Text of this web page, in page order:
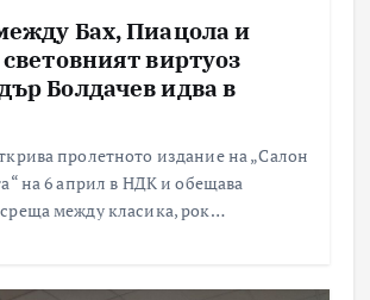
Бах, Пиацола и
виртуоз
Болдачев идва в
пролетното издание на „Салон
на 6 април в НДК и обещава
между класика, рок…